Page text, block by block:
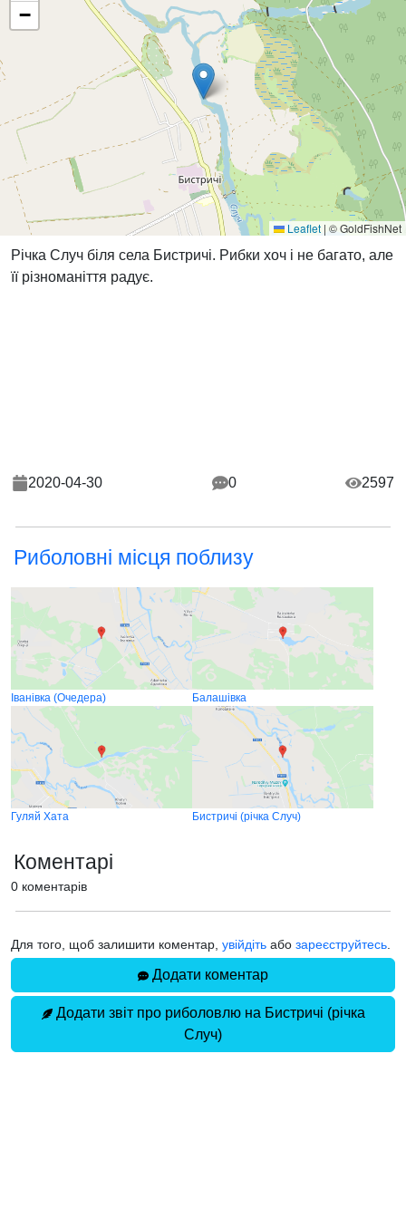
−
Leaflet | © GoldFishNet
Річка Случ біля села Бистричі. Рибки хоч і не багато, але
її різноманіття радує.
2020-04-30 0 2597
Риболовні місця поблизу
Іванівка (Очедера) Балашівка
Гуляй Хата Бистричі (річка Случ)
Коментарі
0 коментарів
Для того, щоб залишити коментар, увійдіть або зареєструйтесь
Додати коментар
Додати звіт про риболовлю на Бистричі (річка
Случ)